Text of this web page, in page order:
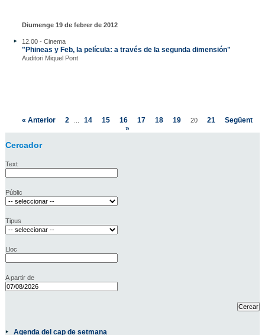
Diumenge 19 de febrer de 2012
12.00 - Cinema
"Phineas y Feb, la película: a través de la segunda dimensión"
Auditori Miquel Pont
« Anterior 2 14 15 16 17 18 19 20 21
Següent
»
Cercador
Text
Públic
Tipus
Lloc
A partir de
Agenda del cap de setmana